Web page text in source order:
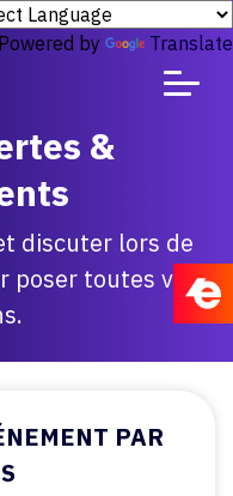
Powered by Translate
&
discuter lors de
poser toutes vos
PAR